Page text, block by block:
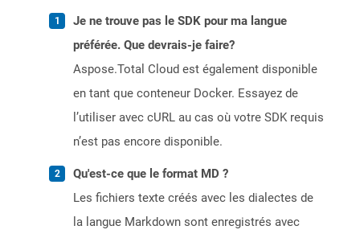
Je ne trouve pas le SDK pour ma langue
préférée. Que devrais-je faire?
Aspose.Total Cloud est également disponible
en tant que conteneur Docker. Essayez de
l’utiliser avec cURL au cas où votre SDK requis
n’est pas encore disponible.
Qu'est-ce que le format MD ?
Les fichiers texte créés avec les dialectes de
la langue Markdown sont enregistrés avec